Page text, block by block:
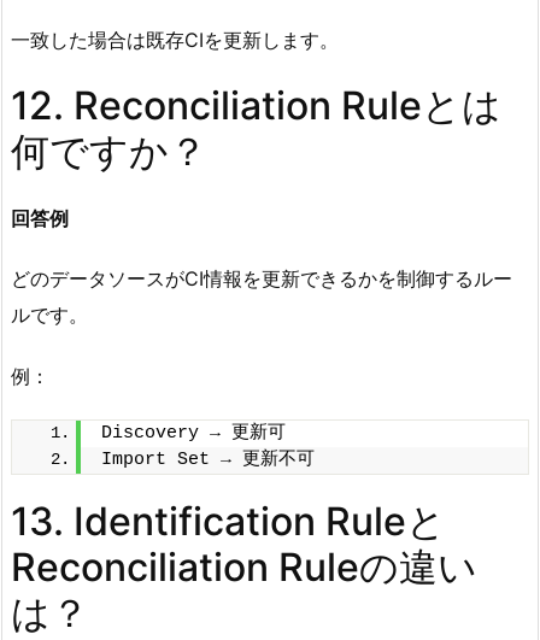
一致した場合は既存CIを更新します。
12. Reconciliation Ruleとは
何ですか？
回答例
どのデータソースがCI情報を更新できるかを制御するルー
ルです。
例：
Discovery → 更新可
Import Set → 更新不可
13. Identification Ruleと
Reconciliation Ruleの違い
は？